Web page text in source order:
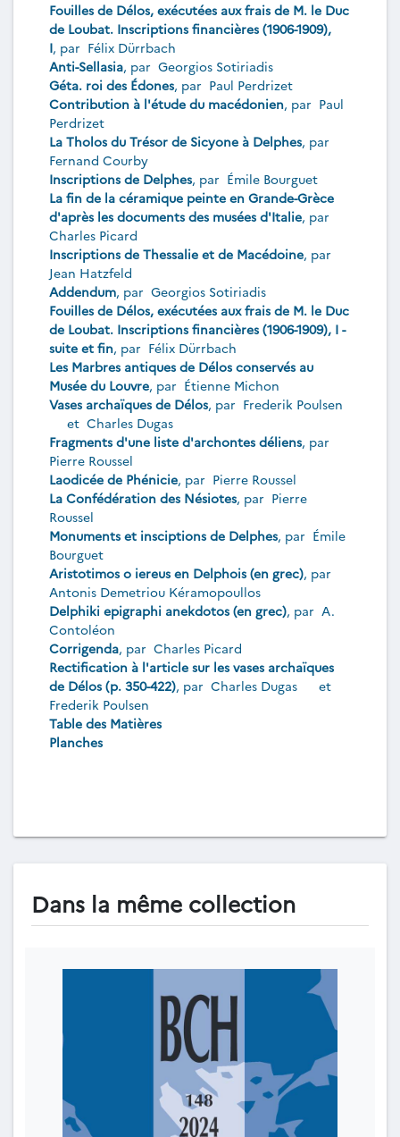
Fouilles de Délos, exécutées aux frais de M. le Duc
de Loubat. Inscriptions financières (1906-1909),
I, par Félix Dürrbach
Anti-Sellasia, par Georgios Sotiriadis
Géta. roi des Édones, par Paul Perdrizet
Contribution à l'étude du macédonien, par Paul
Perdrizet
La Tholos du Trésor de Sicyone à Delphes, par
Fernand Courby
Inscriptions de Delphes, par Émile Bourguet
La fin de la céramique peinte en Grande-Grèce
d'après les documents des musées d'Italie, par
Charles Picard
Inscriptions de Thessalie et de Macédoine, par
Jean Hatzfeld
Addendum, par Georgios Sotiriadis
Fouilles de Délos, exécutées aux frais de M. le Duc
de Loubat. Inscriptions financières (1906-1909), I -
suite et fin, par Félix Dürrbach
Les Marbres antiques de Délos conservés au
Musée du Louvre, par Étienne Michon
Vases archaïques de Délos, par Frederik Poulsen
et Charles Dugas
Fragments d'une liste d'archontes déliens, par
Pierre Roussel
Laodicée de Phénicie, par Pierre Roussel
La Confédération des Nésiotes, par Pierre
Roussel
Monuments et insciptions de Delphes, par Émile
Bourguet
Aristotimos o iereus en Delphois (en grec), par
Antonis Demetriou Kéramopoullos
Delphiki epigraphi anekdotos (en grec), par A.
Contoléon
Corrigenda, par Charles Picard
Rectification à l'article sur les vases archaïques
de Délos (p. 350-422), par Charles Dugas
et
Frederik Poulsen
Table des Matières
Planches
Dans la même collection